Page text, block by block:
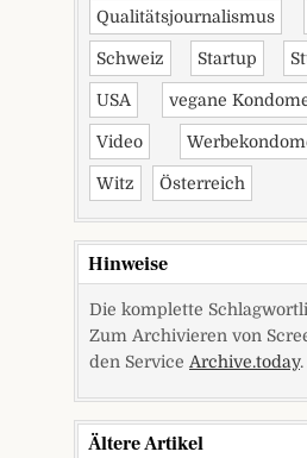
Qualitätsjournalismus
Schweiz Startup
USA vegane
Video
Witz Österreich
Hinweise
Die komplette
Zum Archivieren von
den Service Archive.today.
Ältere Artikel